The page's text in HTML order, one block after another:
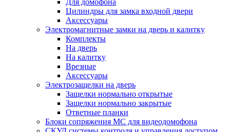
Для домофона
Цилиндры для замка входной двери
Аксессуары
Электромагнитные замки на дверь и калитку
Комплекты
На дверь
На калитку
Врезные
Аксессуары
Электрозащелки на дверь
Защелки нормально открытые
Защелки нормально закрытые
Ответные планки
Блоки сопряжения МС для видеодомофона